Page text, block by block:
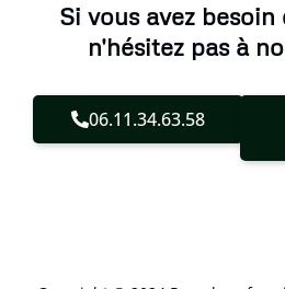
Si vous avez besoin
n'hésitez pas à
06.11.34.63.58